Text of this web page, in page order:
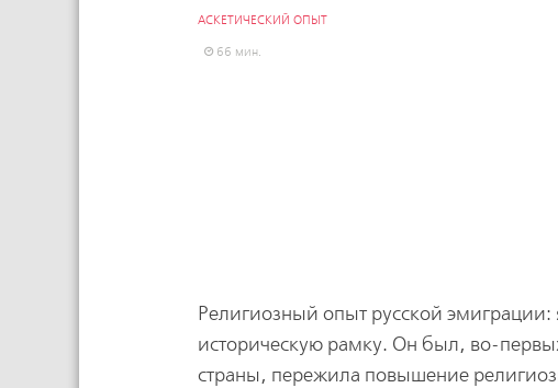
АСКЕТИЧЕСКИЙ ОПЫТ
66 мин.
Религиозный опыт русской эмиграции:
историческую рамку. Он был, во-
страны, пережила повышение